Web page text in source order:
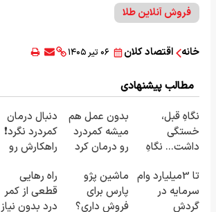
فروش آنلاین طلا
خانه اقتصاد کلان ۰۶ تیر ۱۴۰۵
مطالب پیشنهادی
نگاهِ قبل،
خستگی
داشت... نگاهِ
🌸 بلفا با 25%
تخفیف
بدون عمل هم
میشه کمردرد
رو درمان کرد
رو پرکن!
دنبال درمان
کمردرد نگرد❗
راهکارش رو
تا 3میلیارد وام
سرمایه در
گردش
ماشین پژو
پارس برای
فروش داری؟
راه رهایی
قطعی از کمر
درد بدون نیاز